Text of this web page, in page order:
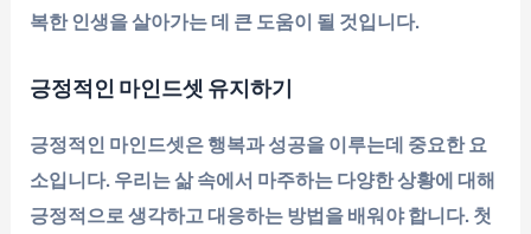
복한 인생을 살아가는 데 큰 도움이 될 것입니다.
긍정적인 마인드셋 유지하기
긍정적인 마인드셋은 행복과 성공을 이루는데 중요한 요
소입니다. 우리는 삶 속에서 마주하는 다양한 상황에 대해
긍정적으로 생각하고 대응하는 방법을 배워야 합니다. 첫